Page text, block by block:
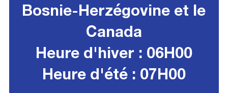
Bosnie-Herzégovine et le
Canada
Heure d'hiver : 06H00
Heure d'été : 07H00